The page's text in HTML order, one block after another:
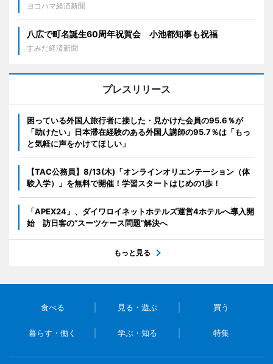
ヨコハマ経済新聞
八広で町名誕生60周年祝賀会 小池都知事も祝福
すみだ経済新聞
プレスリリース
困っている外国人旅行者に接した・見かけた会員の95.6％が
「助けたい」日本滞在経験のある外国人講師の95.7％は「もっ
と気軽に声をかけてほしい」
【TAC公務員】8/13(木)「オンラインオリエンテーション（体
験入学）」を無料で開催！学習スタートはじめの1歩！
「APEX24」、ダイワロイネットホテルズ運営4ホテルへ導入開
始 訪日客の“スーツケース問題”解決へ
もっと見る
食べる 見る・遊ぶ 買う
暮らす・働く 学ぶ・知る 特集